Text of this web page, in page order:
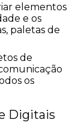
elementos
e os
paletas de
de
os
Digitais